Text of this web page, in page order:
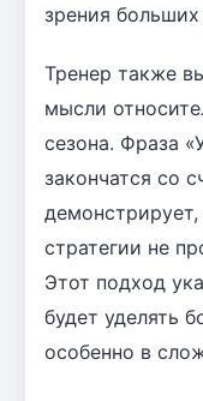
зрения
Тренер также
мысли
сезона. Фраза
закончатся со
стратегии не
Этот подход
будет уделять
особенно в